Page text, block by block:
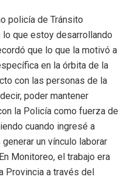
policía de Tránsito
lo que estoy desarrollando
que lo que la motivó a
en la órbita de la
con las personas de la
poder mantener
la Policía como fuerza de
cuando ingresé a
un vínculo laborar
Monitoreo, el trabajo era
Provincia a través del